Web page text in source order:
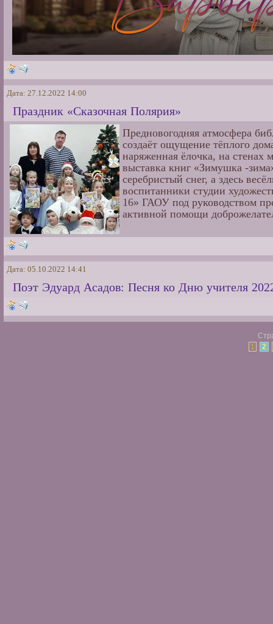
Дата: 27.12.2022 14:00
Праздник «Сказочная Полярия»
Предновогодняя атмосфера
создаёт ощущение тёплого
наряженная ёлочка, на
выставка книг «Зимушка -
серебристый снег, а здесь
воспитанники студии
16» ГАОУ под руководством
активной помощи
Дата: 05.10.2022 14:41
Поэт Эдуард Асадов: Песня ко Дню учителя
1
2